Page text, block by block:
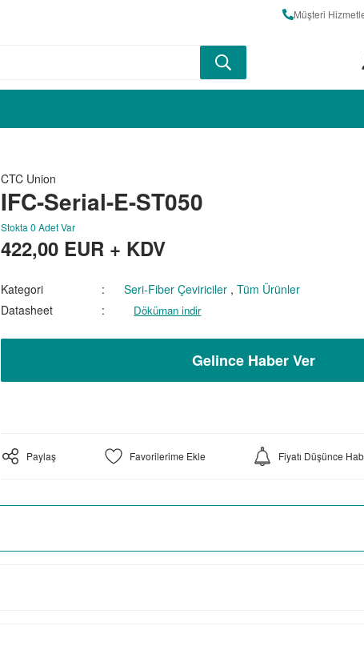
Müşteri
CTC Union
IFC-Serial-E-ST050
Stokta 0 Adet Var
422,00 EUR + KDV
Kategori Seri-Fiber Çeviriciler ,Tüm Ürünler
Datasheet
Döküman indir
Gelince Haber Ver
Paylaş Fiyatı Düşünce